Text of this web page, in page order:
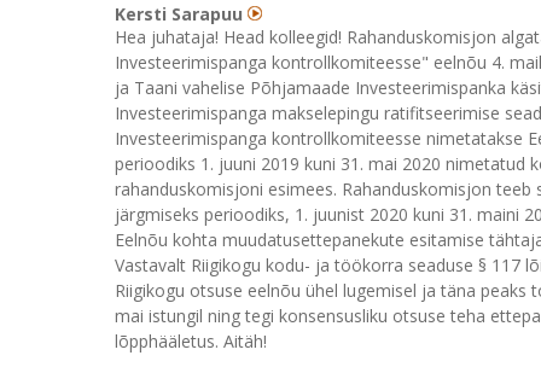
Kersti Sarapuu
Hea juhataja! Head kolleegid! Rahanduskomisjon
Investeerimispanga kontrollkomiteesse" eelnõu 4.
ja Taani vahelise Põhjamaade Investeerimispanka
Investeerimispanga makselepingu ratifitseerimise
Investeerimispanga kontrollkomiteesse nimetatakse
perioodiks 1. juuni 2019 kuni 31. mai 2020 nimetatud
rahanduskomisjoni esimees. Rahanduskomisjon
järgmiseks perioodiks, 1. juunist 2020 kuni 31. maini
Eelnõu kohta muudatusettepanekute esitamise
Vastavalt Riigikogu kodu- ja töökorra seaduse § 117
Riigikogu otsuse eelnõu ühel lugemisel ja täna
mai istungil ning tegi konsensusliku otsuse teha
lõpphääletus. Aitäh!